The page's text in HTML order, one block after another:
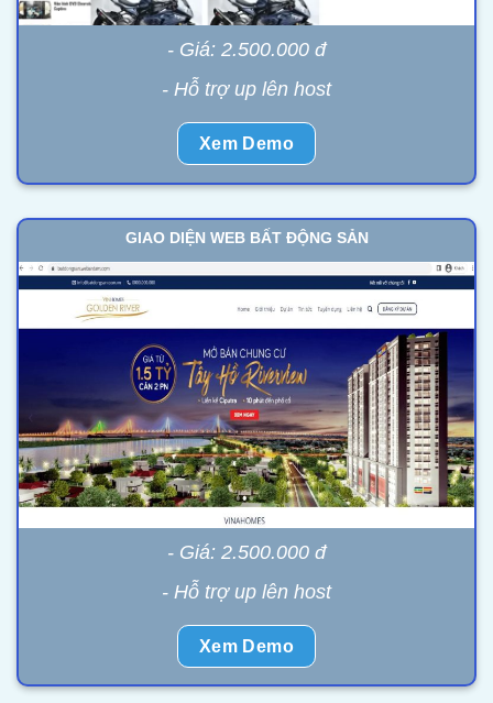
- Giá: 2.500.000 đ
- Hỗ trợ up lên host
Xem Demo
GIAO DIỆN WEB BẤT ĐỘNG SẢN
- Giá: 2.500.000 đ
- Hỗ trợ up lên host
Xem Demo